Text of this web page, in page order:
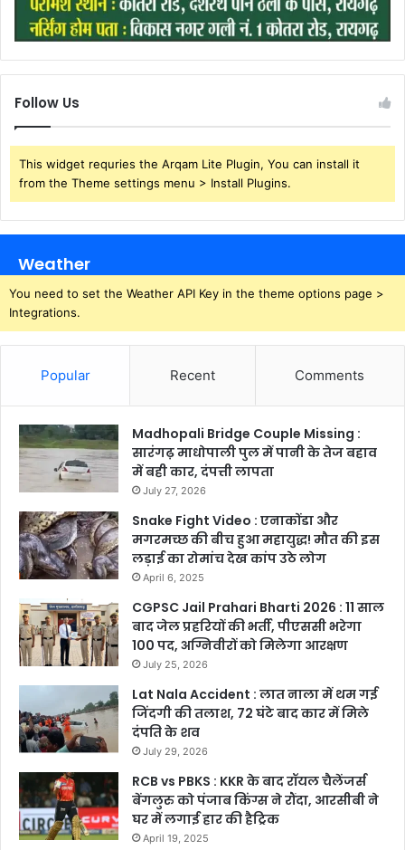
Follow Us
This widget requries the Arqam Lite Plugin, You can install it
from the Theme settings menu > Install Plugins.
Weather
You need to set the Weather API Key in the theme options page >
Integrations.
Popular Recent Comments
Madhopali Bridge Couple Missing :
सारंगढ़ माधोपाली पुल में पानी के तेज बहाव
में बही कार, दंपत्ती लापता
July 27, 2026
Snake Fight Video : एनाकोंडा और
मगरमच्छ की बीच हुआ महायुद्ध! मौत की इस
लड़ाई का रोमांच देख कांप उठे लोग
April 6, 2025
CGPSC Jail Prahari Bharti 2026 : 11 साल
बाद जेल प्रहरियों की भर्ती, पीएससी भरेगा
100 पद, अग्निवीरों को मिलेगा आरक्षण
July 25, 2026
Lat Nala Accident : लात नाला में थम गई
जिंदगी की तलाश, 72 घंटे बाद कार में मिले
दंपति के शव
July 29, 2026
RCB vs PBKS : KKR के बाद रॉयल चैलेंजर्स
बेंगलुरु को पंजाब किंग्स ने रौंदा, आरसीबी ने
घर में लगाई हार की हैट्रिक
April 19, 2025